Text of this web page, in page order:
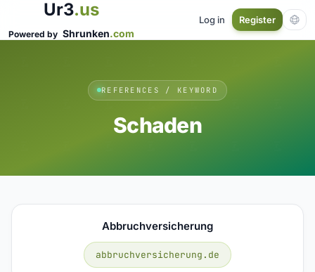
Ur3.us
Powered by Shrunken.com
Log in Register
REFERENCES / KEYWORD
Schaden
Abbruchversicherung
abbruchversicherung.de